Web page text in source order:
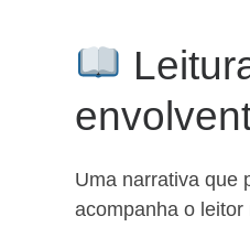
Uma narrativa que
acompanha o leitor